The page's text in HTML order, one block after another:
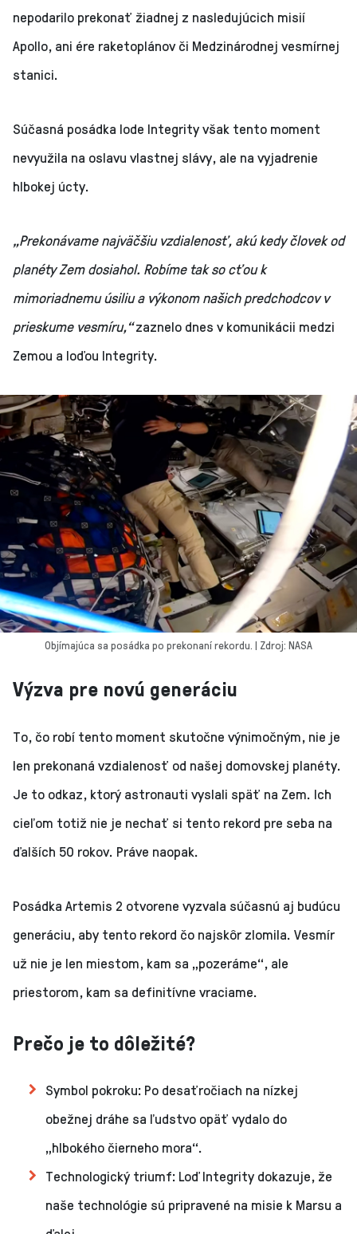
nepodarilo prekonať žiadnej z nasledujúcich misií
Apollo, ani ére raketoplánov či Medzinárodnej vesmírnej
stanici.
Súčasná posádka lode Integrity však tento moment
nevyužila na oslavu vlastnej slávy, ale na vyjadrenie
hlbokej úcty.
„Prekonávame najväčšiu vzdialenosť, akú kedy človek od
planéty Zem dosiahol. Robíme tak so cťou k
mimoriadnemu úsiliu a výkonom našich predchodcov v
prieskume vesmíru,“zaznelo dnes v komunikácii medzi
Zemou a loďou Integrity.
Objímajúca sa posádka po prekonaní rekordu. | Zdroj: NASA
Výzva pre novú generáciu
To, čo robí tento moment skutočne výnimočným, nie je
len prekonaná vzdialenosť od našej domovskej planéty.
Je to odkaz, ktorý astronauti vyslali späť na Zem. Ich
cieľom totiž nie je nechať si tento rekord pre seba na
ďalších 50 rokov. Práve naopak.
Posádka Artemis 2 otvorene vyzvala súčasnú aj budúcu
generáciu, aby tento rekord čo najskôr zlomila. Vesmír
už nie je len miestom, kam sa „pozeráme“, ale
priestorom, kam sa definitívne vraciame.
Prečo je to dôležité?
Symbol pokroku: Po desaťročiach na nízkej
obežnej dráhe sa ľudstvo opäť vydalo do
„hlbokého čierneho mora“.
Technologický triumf: Loď Integrity dokazuje, že
naše technológie sú pripravené na misie k Marsu a